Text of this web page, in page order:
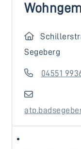
Segeberg
04551